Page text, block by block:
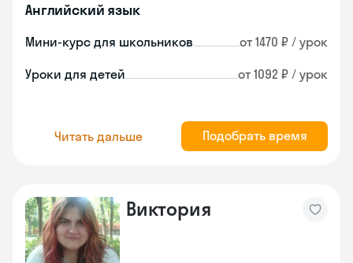
Английский язык
Мини-курс для школьников от 1470 ₽ / урок
Уроки для детей от 1092 ₽ / урок
Читать дальше Подобрать время
Виктория